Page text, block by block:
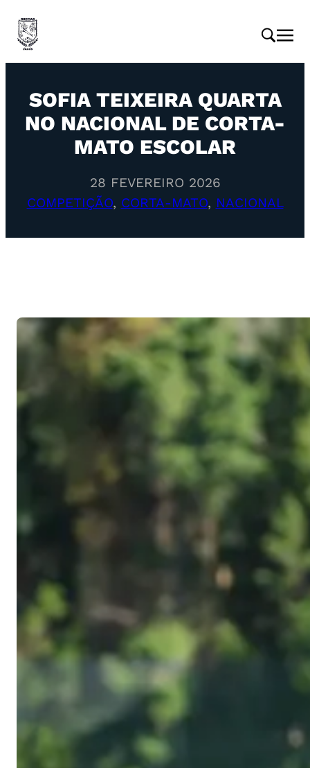
SOFIA TEIXEIRA QUARTA
NO NACIONAL DE CORTA-
MATO ESCOLAR
28 FEVEREIRO 2026
COMPETIÇÃO, CORTA-MATO, NACIONAL